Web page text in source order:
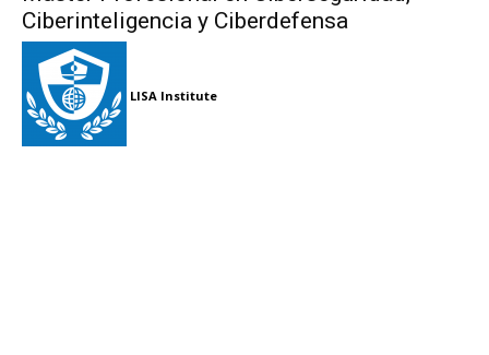
Ciberinteligencia y Ciberdefensa
LISA Institute